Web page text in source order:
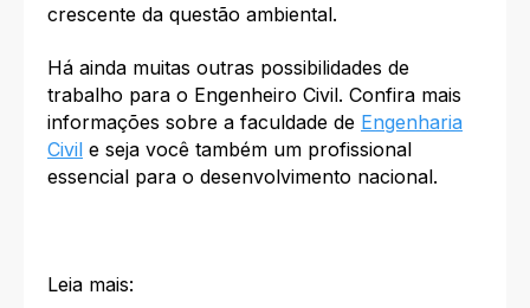
crescente da questão ambiental.
Há ainda muitas outras possibilidades de
trabalho para o Engenheiro Civil. Confira mais
informações sobre a faculdade de Engenharia
Civil e seja você também um profissional
essencial para o desenvolvimento nacional.
Leia mais: